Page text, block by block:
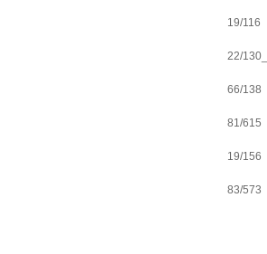
19/116
22/
66/138
81/615
19/156
83/573